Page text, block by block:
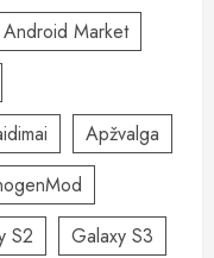
Android Market
Apžvalga
S2
Galaxy S3